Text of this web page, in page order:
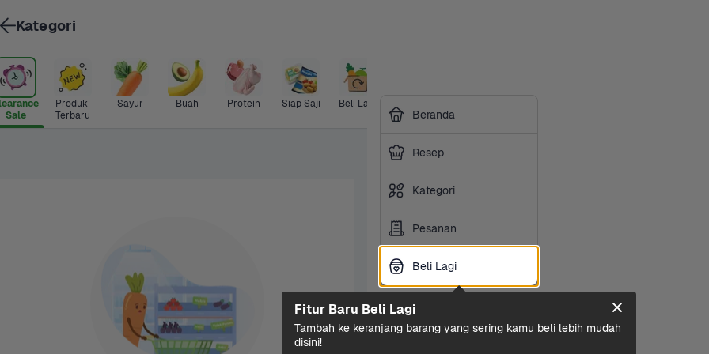
Sale
Produk
Terbaru
Sayur Buah Protein Siap Saji Beli Lagi
GrosirBeranda
Resep
Kategori
Pesanan
Beli Lagi
Kategori
Beli Lagi
Fitur Baru Beli Lagi
Tambah ke keranjang barang yang sering kamu beli lebih mudah
disini!